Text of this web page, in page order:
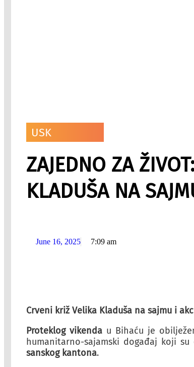
USK
ZAJEDNO ZA
KLADUŠA NA
June 16, 2025 7:09 am
Crveni križ Velika Kladuša na sajmu i
Proteklog vikenda u Bihaću je
humanitarno-sajamski događaj koji su
sanskog kantona.